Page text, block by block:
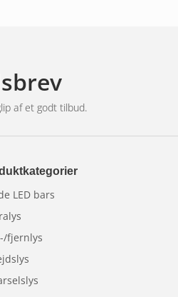
af et godt tilbud.
LED bars
fjernlys
pærer